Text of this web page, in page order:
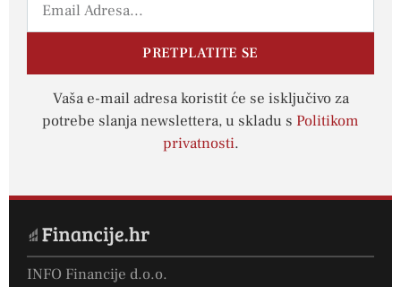
PRETPLATITE SE
Vaša e-mail adresa koristit će se isključivo za
potrebe slanja newslettera, u skladu s Politikom
privatnosti.
INFO Financije d.o.o.